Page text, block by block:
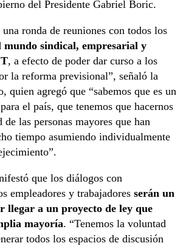
del Presidente Gabriel Boric.
ronda de reuniones con todos los
mundo sindical, empresarial y
, a efecto de poder dar curso a los
la reforma previsional”, señaló la
quien agregó que “sabemos que es un
el país, que tenemos que hacernos
las personas mayores que han
tiempo asumiendo individualmente
que los diálogos con
empleadores y trabajadores serán un
llegar a un proyecto de ley que
mayoría. “Tenemos la voluntad
todos los espacios de discusión